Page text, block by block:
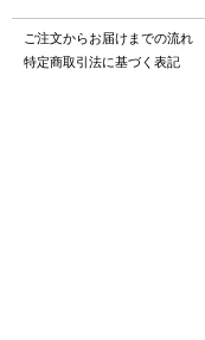
ご注文からお届けまでの流れ
特定商取引法に基づく表記